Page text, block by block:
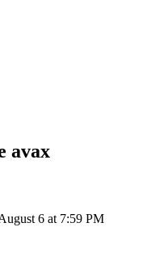
avax
6 at 7:59 PM